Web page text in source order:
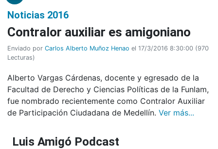
Noticias 2016
Contralor auxiliar es amigoniano
Enviado por Carlos Alberto Muñoz Henao el 17/3/2016 8:30:00 (970
Lecturas)
Alberto Vargas Cárdenas, docente y egresado de la
Facultad de Derecho y Ciencias Políticas de la Funlam,
fue nombrado recientemente como Contralor Auxiliar
de Participación Ciudadana de Medellín. Ver más...
Luis Amigó Podcast